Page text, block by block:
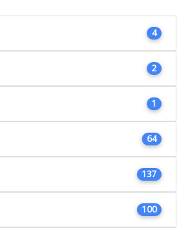
4
2
1
64
137
100